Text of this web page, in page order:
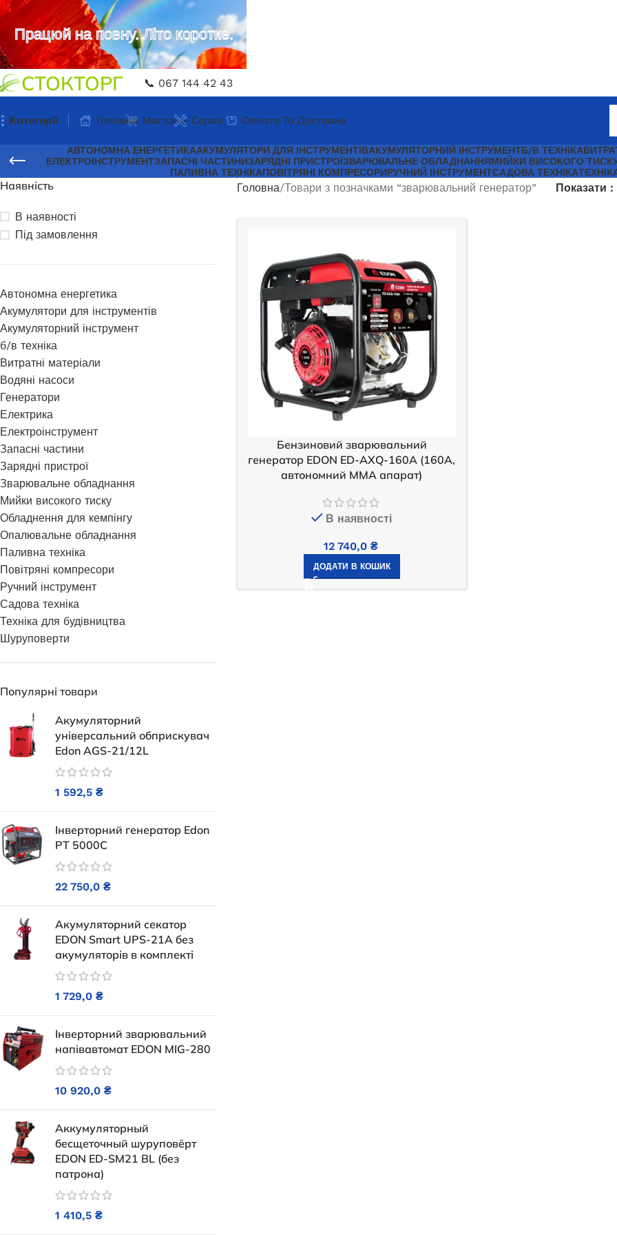
СТОКТОРГ 📞 067 144 42 43
Категорії
Генератори
кВт
1 001 000,1₴
ДОДАТИ В КОШИК
Генератор бензиновий EDON PT-
7000D
Головна Магазин Сервіс Оплата Та Доставка
АВТОНОМНА ЕНЕРГЕТИКААКУМУЛЯТОРИ ДЛЯ ІНСТРУМЕНТІВАКУМУЛЯТОРНИЙ ІНСТРУМЕНТБ/В ТЕХНІКА
ЕЛЕКТРОІНСТРУМЕНТЗАПАСНІ ЧАСТИНИЗАРЯДНІ ПРИСТРОЇЗВАРЮВАЛЬНЕ ОБЛАДНАННЯМИЙКИ ВИСОКОГО
ПАЛИВНА ТЕХНІКАПОВІТРЯНІ КОМПРЕСОРИРУЧНИЙ ІНСТРУМЕНТСАДОВА ТЕХНІКА
Наявність
В наявності
Під замовлення
Автономна енергетика
Акумулятори для інструментів
Акумуляторний інструмент
б/в техніка
Витратні матеріали
Водяні насоси
Генератори
Електрика
Електроінструмент
Запасні частини
Зарядні пристрої
Зварювальне обладнання
Мийки високого тиску
Обладнення для кемпінгу
Опалювальне обладнання
Паливна техніка
Повітряні компресори
Ручний інструмент
Садова техніка
Техніка для будівництва
Шуруповерти
Популярні товари
Акумуляторний
універсальний обприскувач
Edon AGS-21/12L
1 592,5 ₴
Інверторний генератор Edon
PT 5000С
22 750,0 ₴
Акумуляторний секатор
EDON Smart UPS-21A без
акумуляторів в комплекті
1 729,0 ₴
Інверторний зварювальний
напівавтомат EDON MIG-280
10 920,0 ₴
Аккумуляторный
бесщеточный шуруповёрт
EDON ED-SM21 BL (без
патрона)
1 410,5 ₴
Головна Товари з позначками “зварювальний генератор” Показати
Бензиновий зварювальний
генератор EDON ED-AXQ-160A (160A,
автономний MMA апарат)
В наявності
12 740,0₴
ДОДАТИ В КОШИК
Працюй на повну. Літо коротке.